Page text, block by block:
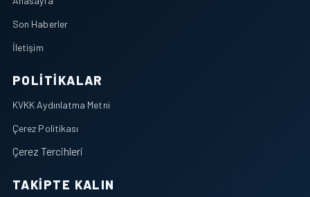
Son Haberler
İletişim
POLITIKALAR
KVKK Aydınlatma Metni
Çerez Politikası
Çerez Tercihleri
TAKIPTE KALIN